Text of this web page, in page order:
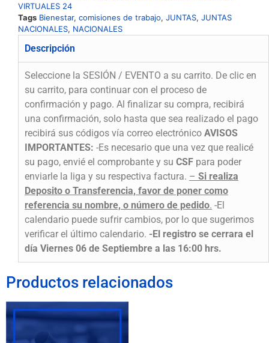
VIRTUALES 24
Tags Bienestar, comisiones de trabajo, JUNTAS, JUNTAS
NACIONALES, NACIONALES
Descripción
Seleccione la SESIÓN / EVENTO a su carrito. De clic en
su carrito, para continuar con el proceso de
confirmación y pago. Al finalizar su compra, recibirá
una confirmación, solo hasta que sea realizado el pago
recibirá sus códigos vía correo electrónico AVISOS
IMPORTANTES: -Es necesario que una vez que realicé
su pago, envié el comprobante y su CSF para poder
enviarle la liga y su respectiva factura. – Si realiza
Deposito o Transferencia, favor de poner como
referencia su nombre, o número de pedido. -El
calendario puede sufrir cambios, por lo que sugerimos
verificar el último calendario. -El registro se cerrara el
día Viernes 06 de Septiembre a las 16:00 hrs.
Productos relacionados